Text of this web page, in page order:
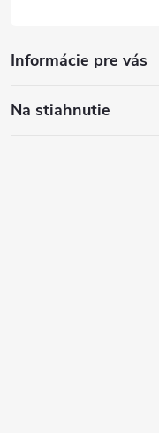
Informácie pre vás
Na stiahnutie